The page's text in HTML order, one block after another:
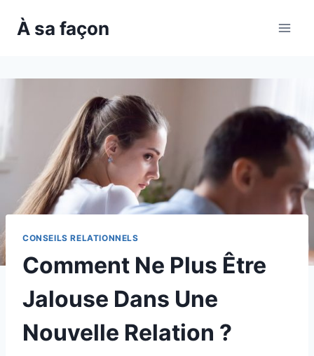
À sa façon
CONSEILS RELATIONNELS
Comment Ne Plus Être
Jalouse Dans Une
Nouvelle Relation ?